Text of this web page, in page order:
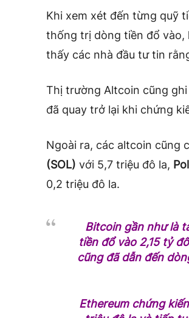
Khi xem xét đến từng quỹ
thống trị dòng tiền đổ vào,
thấy các nhà đầu tư tin
Thị trường Altcoin cũng
đã quay trở lại khi chứng
Ngoài ra, các altcoin cũng
(SOL) với 5,7 triệu đô la,
0,2 triệu đô la.
Bitcoin gần như là
tiền đổ vào 2,15 tỷ
cũng đã dẫn đến
Ethereum chứng